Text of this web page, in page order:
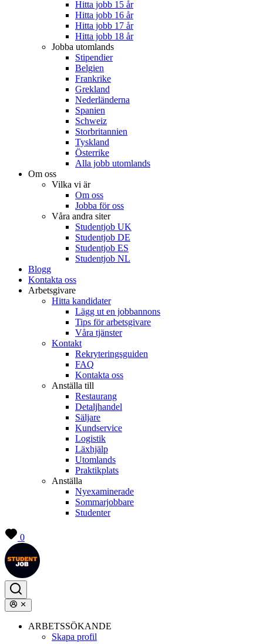
Hitta jobb 15 år
Hitta jobb 16 år
Hitta jobb 17 år
Hitta jobb 18 år
Jobba utomlands
Stipendier
Belgien
Frankrike
Grekland
Nederländerna
Spanien
Schweiz
Storbritannien
Tyskland
Österrike
Alla jobb utomlands
Om oss
Vilka vi är
Om oss
Jobba för oss
Våra andra siter
Studentjob UK
Studentjob DE
Studentjob ES
Studentjob NL
Blogg
Kontakta oss
Arbetsgivare
Hitta kandidater
Lägg ut en jobbannons
Tips för arbetsgivare
Våra tjänster
Kontakt
Rekryteringsguiden
FAQ
Kontakta oss
Anställa till
Restaurang
Detaljhandel
Säljare
Kundservice
Logistik
Läxhjälp
Utomlands
Praktikplats
Anställa
Nyexaminerade
Sommarjobbare
Studenter
0
ARBETSSÖKANDE
Skapa profil